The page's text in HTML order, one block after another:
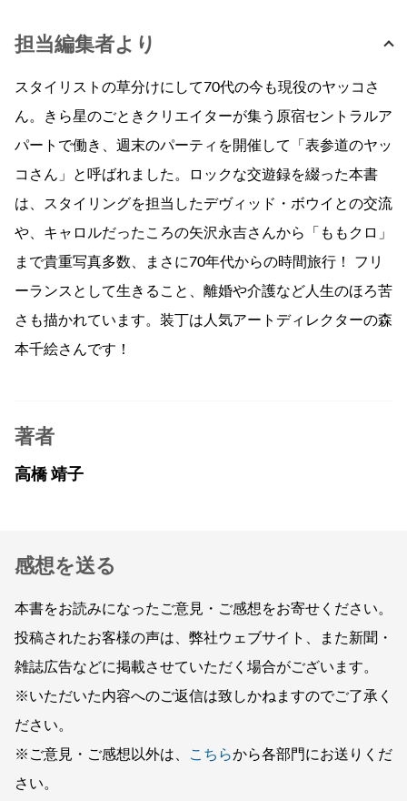
担当編集者より
スタイリストの草分けにして70代の今も現役のヤッコさ
ん。きら星のごときクリエイターが集う原宿セントラルア
パートで働き、週末のパーティを開催して「表参道のヤッ
コさん」と呼ばれました。ロックな交遊録を綴った本書
は、スタイリングを担当したデヴィッド・ボウイとの交流
や、キャロルだったころの矢沢永吉さんから「ももクロ」
まで貴重写真多数、まさに70年代からの時間旅行！ フリ
ーランスとして生きること、離婚や介護など人生のほろ苦
さも描かれています。装丁は人気アートディレクターの森
本千絵さんです！
著者
高橋 靖子
感想を送る
本書をお読みになったご意見・ご感想をお寄せください。
投稿されたお客様の声は、弊社ウェブサイト、また新聞・
雑誌広告などに掲載させていただく場合がございます。
※いただいた内容へのご返信は致しかねますのでご了承く
ださい。
※ご意見・ご感想以外は、
こちらから各部門にお送りくだ
さい。